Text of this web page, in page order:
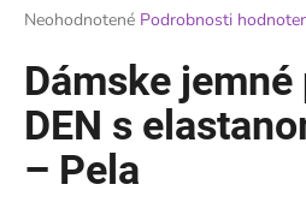
Priemerné
produktu
je
0,0
hviezdičiek.
Neohodnotené Podrobnosti
Dámske
DEN s
– Pela
á
j
s
ť